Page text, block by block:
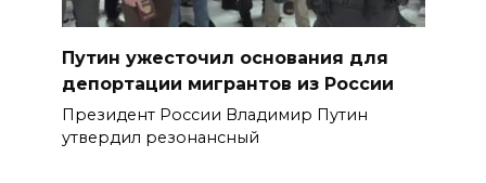
Путин ужесточил основания для
депортации мигрантов из России
Президент России Владимир Путин
утвердил резонансный